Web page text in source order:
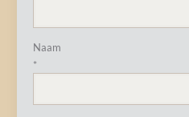
Naam
*